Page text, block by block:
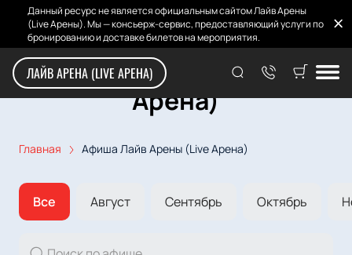
Данный ресурс не является официальным сайтом Лайв Арены
(Live Арены). Мы — консьерж-сервис, предоставляющий услуги по
бронированию и доставке билетов на мероприятия.
ЛАЙВ АРЕНА (LIVE АРЕНА)
Афиша Лайв Арены (Live
Арена)
Главная Афиша Лайв Арены (Live Арена)
Все Август Сентябрь Октябрь